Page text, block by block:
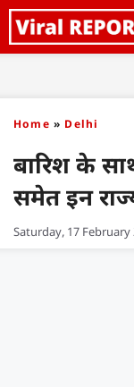
Skip
to
Home » Delhi
बारिश के
समेत इन
Saturday, 17 February